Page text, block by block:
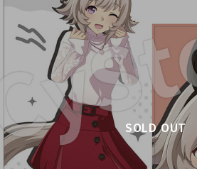
SOLD OUT